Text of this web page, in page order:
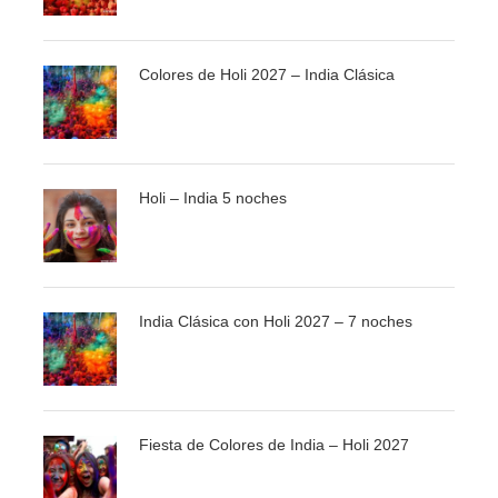
Colores de Holi 2027 – India Clásica
Holi – India 5 noches
India Clásica con Holi 2027 – 7 noches
Fiesta de Colores de India – Holi 2027
reino de Sikkim. Cena.
26 MAR - GANGTOK/KALIMPONG (80 KM. APROX.
3 HORAS)
ciudad relajante con un singular encanto. Tiempo libre
para pasear por esta pequeña población. Almuerzo y
cena.
27 MAR - KALIMPONG – SILIGURI (70 KM. APROX.
3 HRS)
donde veremos el Durpin Dara, el Monasterio de Tharpa
Choling, el Dzong Dog Palri Fobrang, terminaremos con